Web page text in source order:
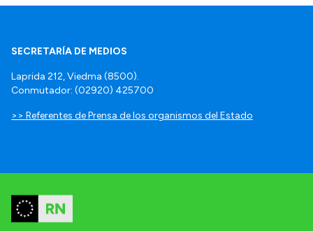
SECRETARÍA DE MEDIOS
Laprida 212, Viedma (8500).
Conmutador: (02920) 425700
>> Referentes de Prensa de los organismos del Estado